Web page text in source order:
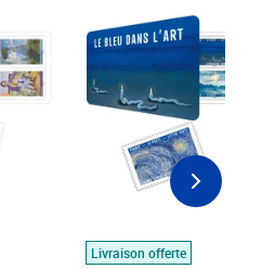
Livraison offerte